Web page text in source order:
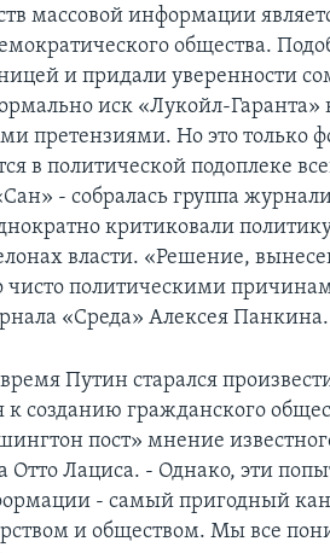
массовой информации
общества.
и придали уверенности
иск «Лукойл-Гаранта»
претензиями. Но это только
в политической подоплеке
- собралась группа
критиковали
власти. «Решение,
чисто политическими
«Среда» Алексея Панкина.
Путин старался
к созданию гражданского
пост» мнение
Отто Лациса. - Однако, эти
- самый пригодный
и обществом. Мы все